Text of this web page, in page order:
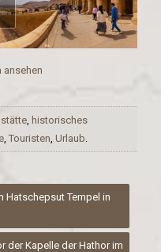
ansehen
, historisches
Touristen Urlaub
Hatschepsut Tempel in
der Kapelle der Hathor im